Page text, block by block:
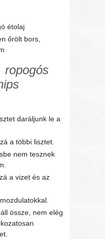
étolaj
őrölt bors,
ropogós
daráljunk le a
a többi lisztet.
nem tesznek
a vizet és az
össze, nem elég